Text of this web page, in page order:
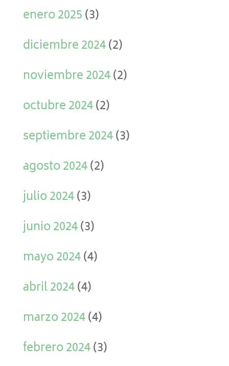
enero 2025(3)
diciembre 2024(2)
noviembre 2024(2)
octubre 2024(2)
septiembre 2024(3)
agosto 2024(2)
julio 2024(3)
junio 2024(3)
mayo 2024(4)
abril 2024(4)
marzo 2024(4)
febrero 2024(3)